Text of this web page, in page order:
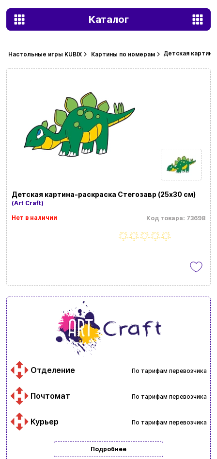
Каталог
Настольные игры KUBIX Картины по номерам Детская
Детская картина-раскраска Стегозавр (25х30 см)
(Art Craft)
Код товара: 73698
Нет в наличии
Отделение По тарифам перевозчика
Почтомат По тарифам перевозчика
Курьер По тарифам перевозчика
Подробнее